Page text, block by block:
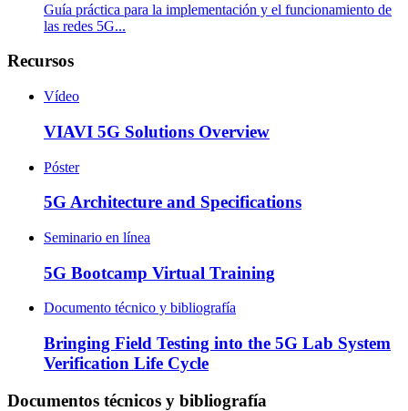
Guía práctica para la implementación y el funcionamiento de
las redes 5G...
Recursos
Vídeo
VIAVI 5G Solutions Overview
Póster
5G Architecture and Specifications
Seminario en línea
5G Bootcamp Virtual Training
Documento técnico y bibliografía
Bringing Field Testing into the 5G Lab System
Verification Life Cycle
Documentos técnicos y bibliografía